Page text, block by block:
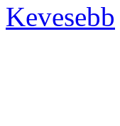
Kevesebb